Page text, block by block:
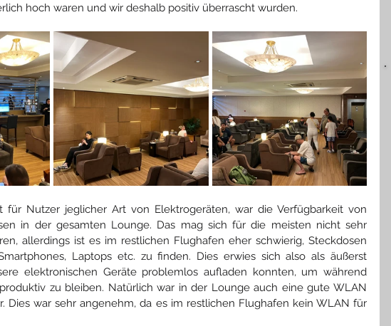
hoch waren und wir deshalb positiv überrascht wurden.
für Nutzer jeglicher Art von Elektrogeräten, war die Verfügbarkeit von
in der gesamten Lounge. Das mag sich für die meisten nicht sehr
allerdings ist es im restlichen Flughafen eher schwierig, Steckdosen
Laptops etc. zu finden. Dies erwies sich also als äußerst
elektronischen Geräte problemlos aufladen konnten, um während
zu bleiben. Natürlich war in der Lounge auch eine gute WLAN
Dies war sehr angenehm, da es im restlichen Flughafen kein WLAN für